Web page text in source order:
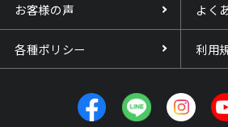
お客様の声 よく
各種ポリシー 利用